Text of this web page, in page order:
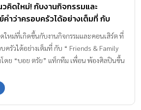
คิดใหม่! กับงานกิจกรรมและ
ำว่าครอบครัวได้อย่างเต็มที่ กับ
Sing Zentrady”
หม่ที่เกิดขึ้นกับงานกิจกรรมและคอนเสิร์ต ที่
ครัวได้อย่างเต็มที่ กับ “ Friends & Family
โดย “บอย ตรัย” แท็กทีม เพื่อน พ้องศิลปินขึ้น
ชิล และกิจกรรมเพื่อครอบครัวที่มีแต่รอยยิ้ม
ตน ศิลปินและนักแต่งเพลงแถวหน้าของ